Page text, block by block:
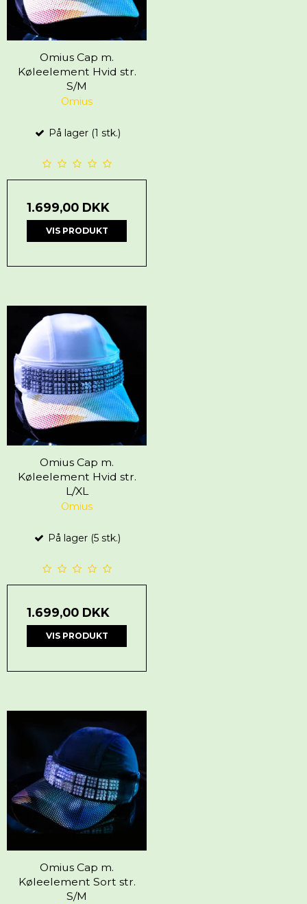
Omius Cap m.
Køleelement Hvid str.
S/M
Omius
På lager (1 stk.)
1.699,00 DKK
VIS PRODUKT
Omius Cap m.
Køleelement Hvid str.
L/XL
Omius
På lager (5 stk.)
1.699,00 DKK
VIS PRODUKT
Omius Cap m.
Køleelement Sort str.
S/M